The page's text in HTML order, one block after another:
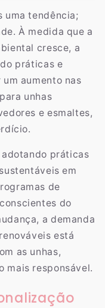
uma tendência;
À medida que a
cresce, a
práticas e
aumento nas
unhas
e esmaltes,
práticas
em
de
do
a demanda
está
as unhas,
mais responsável.